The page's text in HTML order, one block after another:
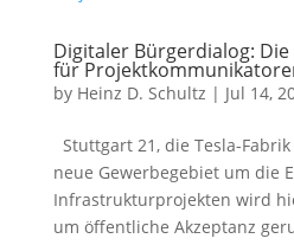
Digitaler Bürgerdialog:
für
by Heinz D. Schultz | Jul 14,
Stuttgart 21, die Tesla-
neue Gewerbegebiet um die
Infrastrukturprojekten wird
um öffentliche Akzeptanz